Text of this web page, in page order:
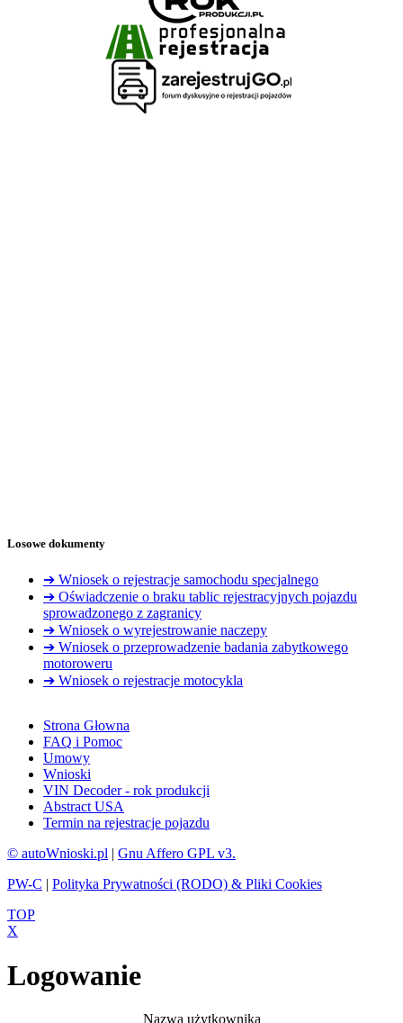
Losowe dokumenty
➔ Wniosek o rejestracje samochodu specjalnego
➔ Oświadczenie o braku tablic rejestracyjnych pojazdu
sprowadzonego z zagranicy
➔ Wniosek o wyrejestrowanie naczepy
➔ Wniosek o przeprowadzenie badania zabytkowego
motoroweru
➔ Wniosek o rejestracje motocykla
Strona Głowna
FAQ i Pomoc
Umowy
Wnioski
VIN Decoder - rok produkcji
Abstract USA
Termin na rejestracje pojazdu
© autoWnioski.pl | Gnu Affero GPL v3.
PW-C | Polityka Prywatności (RODO) & Pliki Cookies
TOP
X
Logowanie
Nazwa użytkownika